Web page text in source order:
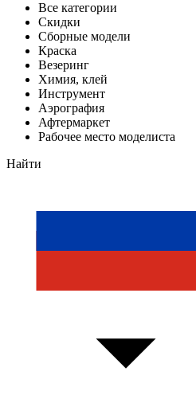
Все категории
Скидки
Сборные модели
Краска
Везеринг
Химия, клей
Инструмент
Аэрография
Афтермаркет
Рабочее место моделиста
Найти